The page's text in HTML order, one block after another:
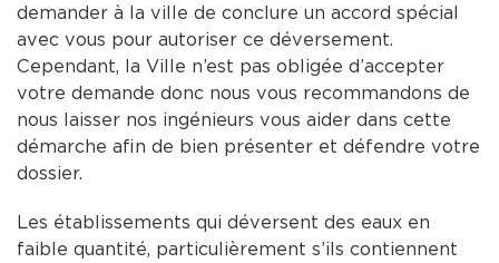
demander à la ville de conclure un accord spécial
avec vous pour autoriser ce déversement.
Cependant, la Ville n’est pas obligée d’accepter
votre demande donc nous vous recommandons de
nous laisser nos ingénieurs vous aider dans cette
démarche afin de bien présenter et défendre votre
dossier.
Les établissements qui déversent des eaux en
faible quantité, particulièrement s’ils contiennent